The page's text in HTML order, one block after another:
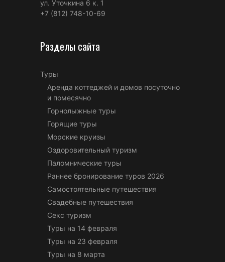
ул. Уточкина 6 к. 1
+7 (812) 748-10-69
Разделы сайта
Туры
Аренда коттеджей и домов посуточно
и помесячно
Горнолыжные туры
Горящие туры
Морские круизы
Оздоровительный туризм
Паломнические туры
Раннее бронирование туров 2026
Самостоятельные путешествия
Свадебные путешествия
Секс туризм
Туры на 14 февраля
Туры на 23 февраля
Туры на 8 марта